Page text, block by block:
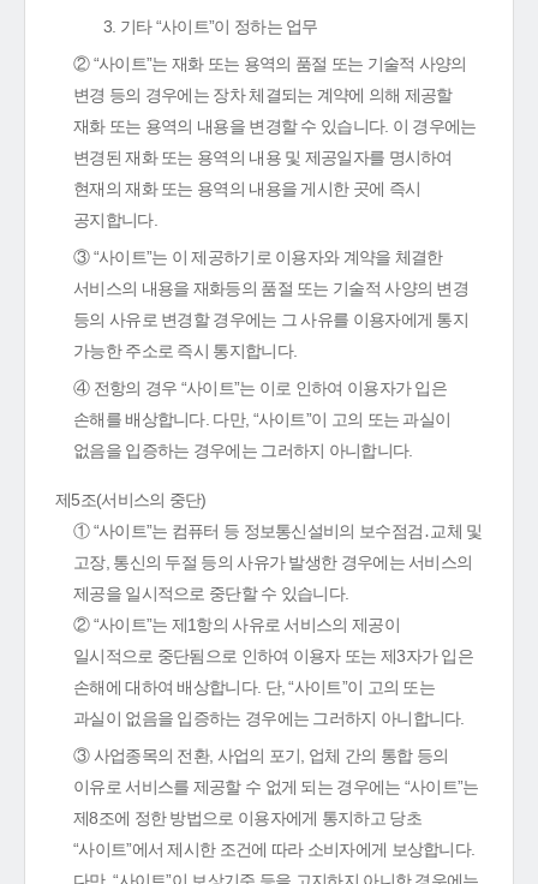
3. 기타 “사이트”이 정하는 업무
② “사이트”는 재화 또는 용역의 품절 또는 기술적 사양의
변경 등의 경우에는 장차 체결되는 계약에 의해 제공할
재화 또는 용역의 내용을 변경할 수 있습니다. 이 경우에는
변경된 재화 또는 용역의 내용 및 제공일자를 명시하여
현재의 재화 또는 용역의 내용을 게시한 곳에 즉시
공지합니다.
③ “사이트”는 이 제공하기로 이용자와 계약을 체결한
서비스의 내용을 재화등의 품절 또는 기술적 사양의 변경
등의 사유로 변경할 경우에는 그 사유를 이용자에게 통지
가능한 주소로 즉시 통지합니다.
④ 전항의 경우 “사이트”는 이로 인하여 이용자가 입은
손해를 배상합니다. 다만, “사이트”이 고의 또는 과실이
없음을 입증하는 경우에는 그러하지 아니합니다.
제5조(서비스의 중단)
① “사이트”는 컴퓨터 등 정보통신설비의 보수점검․교체 및
고장, 통신의 두절 등의 사유가 발생한 경우에는 서비스의
제공을 일시적으로 중단할 수 있습니다.
② “사이트”는 제1항의 사유로 서비스의 제공이
일시적으로 중단됨으로 인하여 이용자 또는 제3자가 입은
손해에 대하여 배상합니다. 단, “사이트”이 고의 또는
과실이 없음을 입증하는 경우에는 그러하지 아니합니다.
③ 사업종목의 전환, 사업의 포기, 업체 간의 통합 등의
이유로 서비스를 제공할 수 없게 되는 경우에는 “사이트”는
제8조에 정한 방법으로 이용자에게 통지하고 당초
“사이트”에서 제시한 조건에 따라 소비자에게 보상합니다.